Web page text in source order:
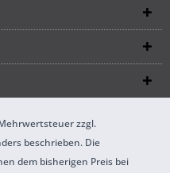
zzgl.
beschrieben. Die
dem bisherigen Preis bei